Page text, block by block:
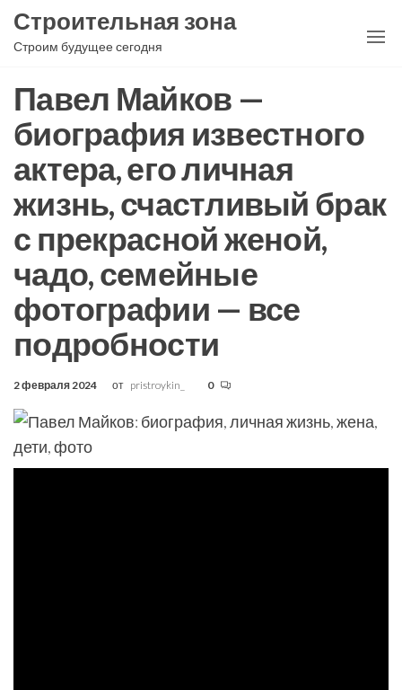
Перейти
Строительная зона
Строим будущее сегодня
Павел Майков —
биография известного
актера, его личная
жизнь, счастливый брак
с прекрасной женой,
чадо, семейные
фотографии — все
подробности
2 февраля 2024 от pristroykin_ 0